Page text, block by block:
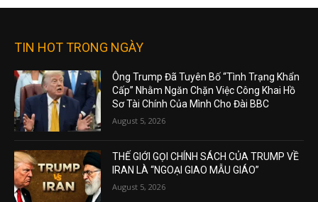
TIN HOT TRONG NGÀY
Ông Trump Đã Tuyên Bố “Tình Trạng Khẩn
Cấp” Nhằm Ngăn Chặn Việc Công Khai Hồ
Sơ Tài Chính Của Mình Cho Đài BBC
August 5, 2026
THẾ GIỚI GỌI CHÍNH SÁCH CỦA TRUMP VỀ
IRAN LÀ “NGOẠI GIAO MẪU GIÁO”
August 5, 2026